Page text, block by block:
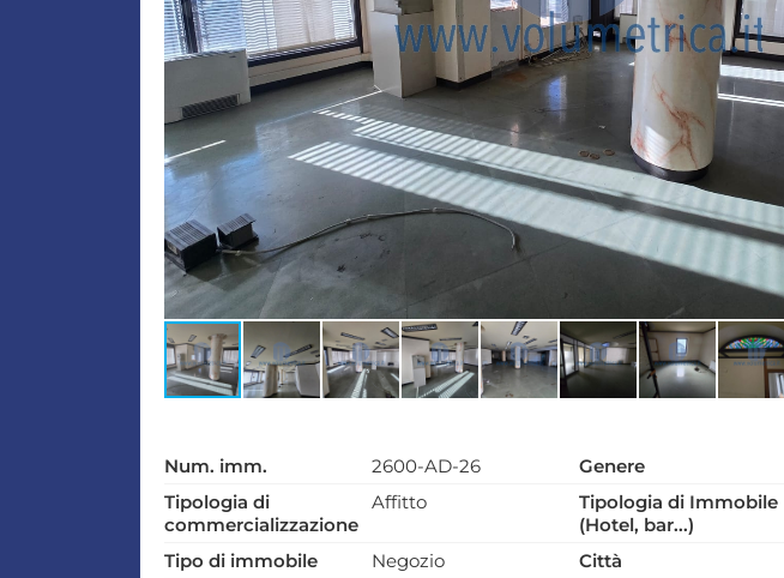
Num. imm. 2600-AD-26 Genere
Tipologia di
commercializzazione
Affitto
Tipologia di Immobile
(Hotel, bar...)
Tipo di immobile
Negozio Città